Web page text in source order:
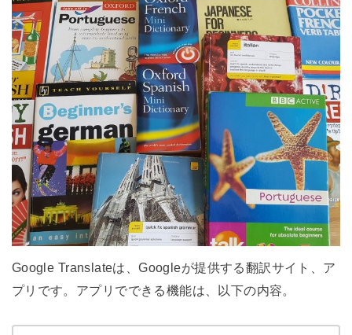
Google Translateは、Googleが提供する翻訳サイト、ア
プリです。アプリでできる機能は、以下の内容。